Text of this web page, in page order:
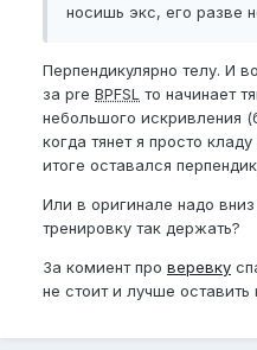
носишь экс, его разве
Перпендикулярно телу. И
за pre BPFSL то начинает
небольшого искривления
когда тянет я просто
итоге оставался
Или в оригинале надо
тренировку так держать?
За комиент про веревку
не стоит и лучше